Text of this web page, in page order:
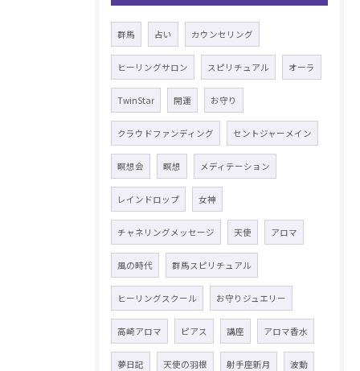
群馬 占い カウンセリング
ヒーリングサロン スピリチュアル オーラ
TwinStar 開運 お守り
クラウドファンディング セントジャーメイン
瞑想会 瞑想 メディテーション
レインドロップ 女神
チャネリングメッセージ 天使 アロマ
風の時代 群馬スピリチュアル
ヒーリングスクール お守りジュエリー
高崎アロマ ピアス 講座 アロマ香水
夢日記 天使の羽根 射手座新月 波動